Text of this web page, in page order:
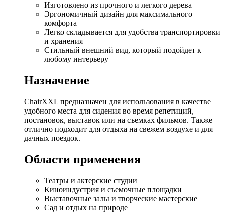
Изготовлено из прочного и легкого дерева
Эргономичный дизайн для максимального
комфорта
Легко складывается для удобства транспортировки
и хранения
Стильный внешний вид, который подойдет к
любому интерьеру
Назначение
ChairXXL предназначен для использования в качестве
удобного места для сидения во время репетиций,
постановок, выставок или на съемках фильмов. Также
отлично подходит для отдыха на свежем воздухе и для
дачных поездок.
Области применения
Театры и актерские студии
Киноиндустрия и съемочные площадки
Выставочные залы и творческие мастерские
Сад и отдых на природе